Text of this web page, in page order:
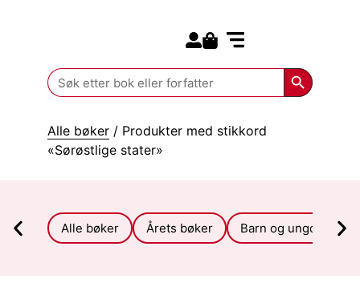
Search
for:
Search
Alle bøker / Produkter med stikkord
«Sørøstlige stater»
Alle bøker Årets bøker Barn og ungdom